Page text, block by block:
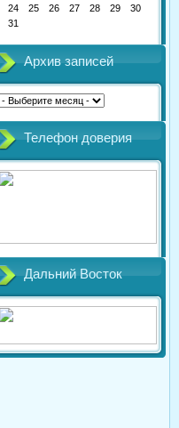
24
25 26 27 28 29
30
31
Архив записей
Телефон доверия
Дальний Восток